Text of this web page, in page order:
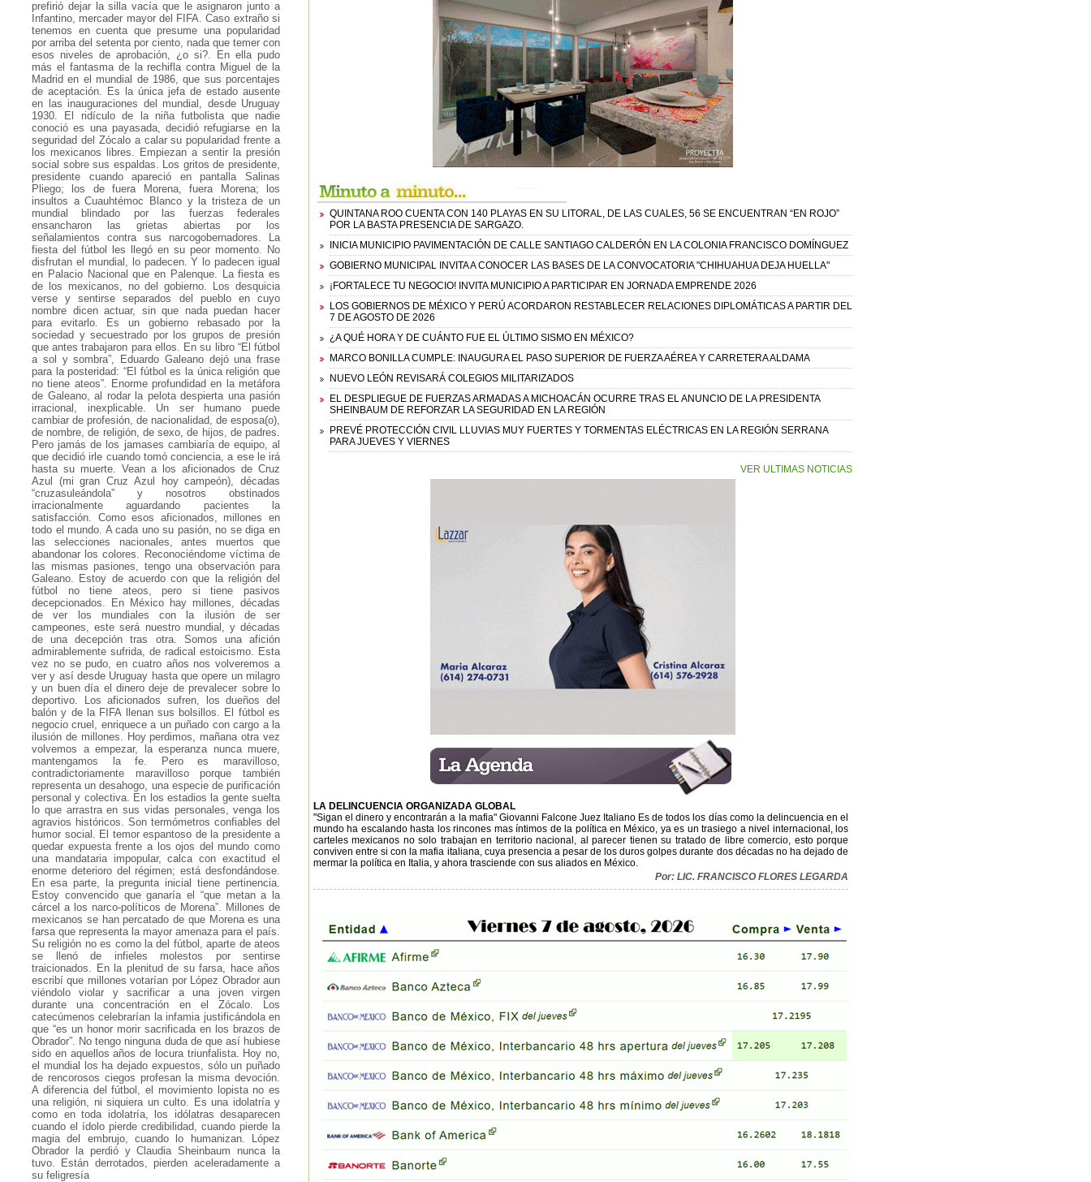
prefirió dejar la silla vacía que le asignaron junto a
Infantino, mercader mayor del FIFA. Caso extraño si
tenemos en cuenta que presume una popularidad
por arriba del setenta por ciento, nada que temer con
esos niveles de aprobación, ¿o si?. En ella pudo
más el fantasma de la rechifla contra Miguel de la
Madrid en el mundial de 1986, que sus porcentajes
de aceptación. Es la única jefa de estado ausente
en las inauguraciones del mundial, desde Uruguay
1930. El ridículo de la niña futbolista que nadie
conoció es una payasada, decidió refugiarse en la
seguridad del Zócalo a calar su popularidad frente a
los mexicanos libres. Empiezan a sentir la presión
social sobre sus espaldas. Los gritos de presidente,
presidente cuando apareció en pantalla Salinas
Pliego; los de fuera Morena, fuera Morena; los
insultos a Cuauhtémoc Blanco y la tristeza de un
mundial blindado por las fuerzas federales
ensancharon las grietas abiertas por los
señalamientos contra sus narcogobernadores. La
fiesta del fútbol les llegó en su peor momento. No
disfrutan el mundial, lo padecen. Y lo padecen igual
en Palacio Nacional que en Palenque. La fiesta es
de los mexicanos, no del gobierno. Los desquicia
verse y sentirse separados del pueblo en cuyo
nombre dicen actuar, sin que nada puedan hacer
para evitarlo. Es un gobierno rebasado por la
sociedad y secuestrado por los grupos de presión
que antes trabajaron para ellos. En su libro “El fútbol
a sol y sombra”, Eduardo Galeano dejó una frase
para la posteridad: “El fútbol es la única religión que
no tiene ateos”. Enorme profundidad en la metáfora
de Galeano, al rodar la pelota despierta una pasión
irracional, inexplicable. Un ser humano puede
cambiar de profesión, de nacionalidad, de esposa(o),
de nombre, de religión, de sexo, de hijos, de padres.
Pero jamás de los jamases cambiaría de equipo, al
que decidió irle cuando tomó conciencia, a ese le irá
hasta su muerte. Vean a los aficionados de Cruz
Azul (mi gran Cruz Azul hoy campeón), décadas
“cruzasuleándola” y nosotros obstinados
irracionalmente aguardando pacientes la
satisfacción. Como esos aficionados, millones en
todo el mundo. A cada uno su pasión, no se diga en
las selecciones nacionales, antes muertos que
abandonar los colores. Reconociéndome víctima de
las mismas pasiones, tengo una observación para
Galeano. Estoy de acuerdo con que la religión del
fútbol no tiene ateos, pero si tiene pasivos
decepcionados. En México hay millones, décadas
de ver los mundiales con la ilusión de ser
campeones, este será nuestro mundial, y décadas
de una decepción tras otra. Somos una afición
admirablemente sufrida, de radical estoicismo. Esta
vez no se pudo, en cuatro años nos volveremos a
ver y así desde Uruguay hasta que opere un milagro
y un buen día el dinero deje de prevalecer sobre lo
deportivo. Los aficionados sufren, los dueños del
balón y de la FIFA llenan sus bolsillos. El fútbol es
negocio cruel, enriquece a un puñado con cargo a la
ilusión de millones. Hoy perdimos, mañana otra vez
volvemos a empezar, la esperanza nunca muere,
mantengamos la fe. Pero es maravilloso,
contradictoriamente maravilloso porque también
representa un desahogo, una especie de purificación
personal y colectiva. En los estadios la gente suelta
lo que arrastra en sus vidas personales, venga los
agravios históricos. Son termómetros confiables del
humor social. El temor espantoso de la presidente a
quedar expuesta frente a los ojos del mundo como
una mandataria impopular, calca con exactitud el
enorme deterioro del régimen; está desfondándose.
En esa parte, la pregunta inicial tiene pertinencia.
Estoy convencido que ganaría el “que metan a la
cárcel a los narco-políticos de Morena”. Millones de
mexicanos se han percatado de que Morena es una
farsa que representa la mayor amenaza para el país.
Su religión no es como la del fútbol, aparte de ateos
se llenó de infieles molestos por sentirse
traicionados. En la plenitud de su farsa, hace años
escribí que millones votarían por López Obrador aun
viéndolo violar y sacrificar a una joven virgen
durante una concentración en el Zócalo. Los
catecúmenos celebrarían la infamia justificándola en
que “es un honor morir sacrificada en los brazos de
Obrador”. No tengo ninguna duda de que así hubiese
sido en aquellos años de locura triunfalista. Hoy no,
el mundial los ha dejado expuestos, sólo un puñado
de rencorosos ciegos profesan la misma devoción.
A diferencia del fútbol, el movimiento lopista no es
una religión, ni siquiera un culto. Es una idolatría y
como en toda idolatría, los idólatras desaparecen
cuando el ídolo pierde credibilidad, cuando pierde la
magia del embrujo, cuando lo humanizan. López
Obrador la perdió y Claudia Sheinbaum nunca la
tuvo. Están derrotados, pierden aceleradamente a
su feligresía
QUINTANA ROO CUENTA CON 140 PLAYAS EN SU LITORAL, DE LAS CUALES, 56 SE ENCUENTRAN “EN ROJO”
POR LA BASTA PRESENCIA DE SARGAZO.
INICIA MUNICIPIO PAVIMENTACIÓN DE CALLE SANTIAGO CALDERÓN EN LA COLONIA FRANCISCO DOMÍNGUEZ
GOBIERNO MUNICIPAL INVITA A CONOCER LAS BASES DE LA CONVOCATORIA "CHIHUAHUA DEJA HUELLA"
¡FORTALECE TU NEGOCIO! INVITA MUNICIPIO A PARTICIPAR EN JORNADA EMPRENDE 2026
LOS GOBIERNOS DE MÉXICO Y PERÚ ACORDARON RESTABLECER RELACIONES DIPLOMÁTICAS A PARTIR DEL
7 DE AGOSTO DE 2026
¿A QUÉ HORA Y DE CUÁNTO FUE EL ÚLTIMO SISMO EN MÉXICO?
MARCO BONILLA CUMPLE: INAUGURA EL PASO SUPERIOR DE FUERZA AÉREA Y CARRETERA ALDAMA
NUEVO LEÓN REVISARÁ COLEGIOS MILITARIZADOS
EL DESPLIEGUE DE FUERZAS ARMADAS A MICHOACÁN OCURRE TRAS EL ANUNCIO DE LA PRESIDENTA
SHEINBAUM DE REFORZAR LA SEGURIDAD EN LA REGIÓN
PREVÉ PROTECCIÓN CIVIL LLUVIAS MUY FUERTES Y TORMENTAS ELÉCTRICAS EN LA REGIÓN SERRANA
PARA JUEVES Y VIERNES
VER ULTIMAS NOTICIAS
LA DELINCUENCIA ORGANIZADA GLOBAL
"Sigan el dinero y encontrarán a la mafia" Giovanni Falcone Juez Italiano Es de todos los días como la delincuencia en el
mundo ha escalando hasta los rincones mas íntimos de la política en México, ya es un trasiego a nivel internacional, los
carteles mexicanos no solo trabajan en territorio nacional, al parecer tienen su tratado de libre comercio, esto porque
conviven entre si con la mafia italiana, cuya presencia a pesar de los duros golpes durante dos décadas no ha dejado de
mermar la política en Italia, y ahora trasciende con sus aliados en México.
Por: LIC. FRANCISCO FLORES LEGARDA